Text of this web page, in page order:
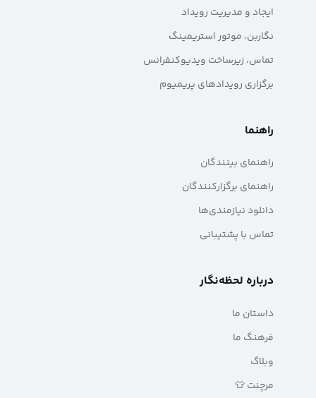
ایجاد و مدیریت رویداد
نگاربن، موتور استریمینگ
تماس، زیرساخت ویدیوکنفرانس
برگزاری رویدادهای پریمیوم
راهنما
راهنمای بینندگان
راهنمای برگزارکنندگان
دانلود نیازمندی‌ها
تماس با پشتیبانی
درباره لحظه‌نگار
داستان ما
فرهنگ ما
وبلاگ
مرچنت 👕